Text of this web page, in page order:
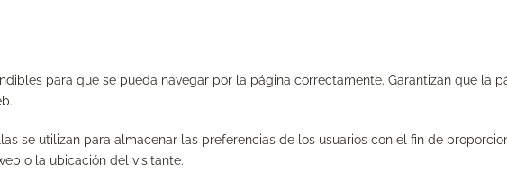
para que se pueda navegar por la página correctamente. Garantizan que la
se utilizan para almacenar las preferencias de los usuarios con el fin de
o la ubicación del visitante.